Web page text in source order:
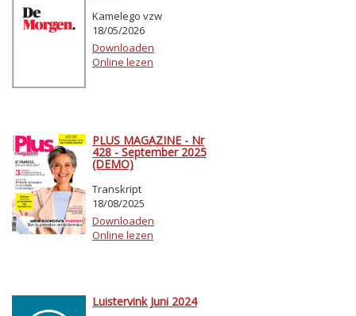
Kamelego vzw
18/05/2026
Downloaden
Online lezen
PLUS MAGAZINE - Nr
428 - September 2025
(DEMO)
Transkript
18/08/2025
Downloaden
Online lezen
Luistervink Juni 2024